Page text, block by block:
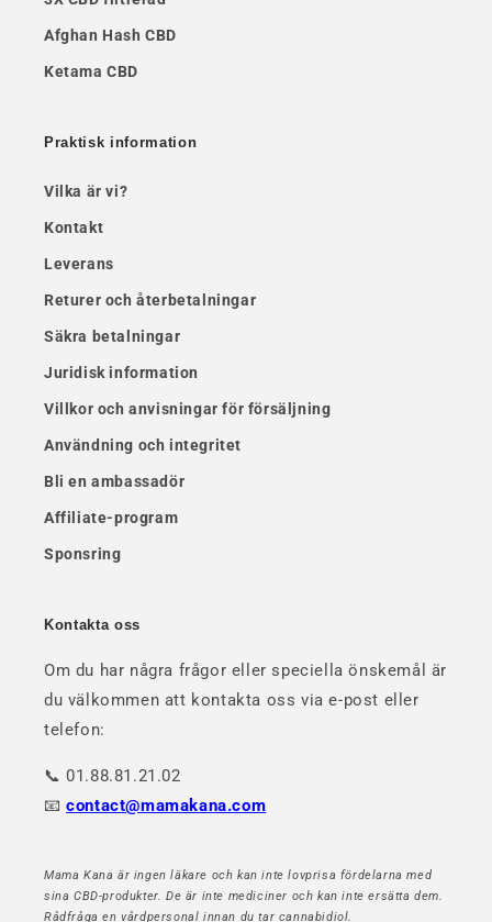
Afghan Hash CBD
Ketama CBD
Praktisk information
Vilka är vi?
Kontakt
Leverans
Returer och återbetalningar
Säkra betalningar
Juridisk information
Villkor och anvisningar för försäljning
Användning och integritet
Bli en ambassadör
Affiliate-program
Sponsring
Kontakta oss
Om du har några frågor eller speciella önskemål är
du välkommen att kontakta oss via e-post eller
telefon:
📞 01.88.81.21.02
📧contact@mamakana.com
Mama Kana är ingen läkare och kan inte lovprisa fördelarna med
sina CBD-produkter. De är inte mediciner och kan inte ersätta dem.
Rådfråga en vårdpersonal innan du tar cannabidiol.